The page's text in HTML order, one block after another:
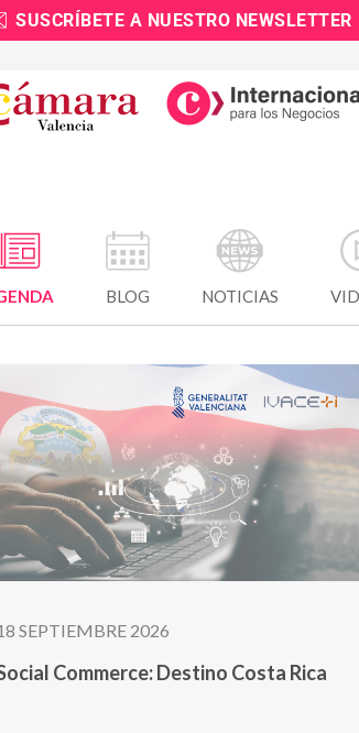
SUSCRÍBETE A NUESTRO NEWSLETTER
BLOG NOTICIAS
SEPTIEMBRE 2026
Commerce: Destino Costa Rica